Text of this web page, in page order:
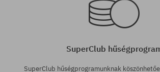
SuperClub
SuperClub hűségprogramunknak